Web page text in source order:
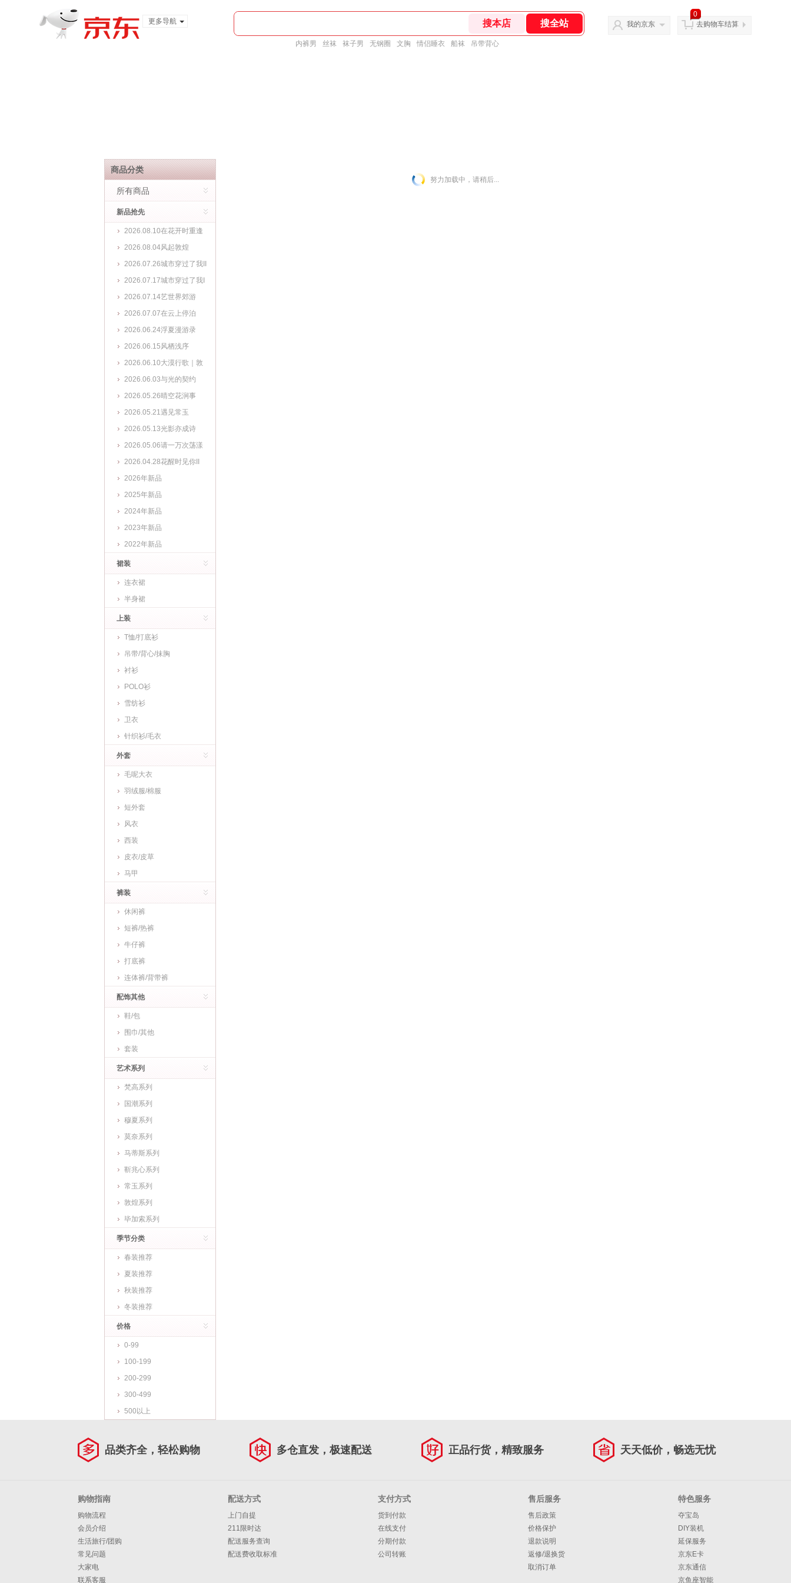
更多导航
内裤男 丝袜 袜子男 无钢圈 文胸 情侣睡衣 船袜 吊带背心
我的京东
0
去购物车结算
商品分类
所有商品
新品抢先
2026.08.10在花开时重逢
2026.08.04风起敦煌
2026.07.26城市穿过了我II
2026.07.17城市穿过了我I
2026.07.14艺世界郊游
2026.07.07在云上停泊
2026.06.24浮夏漫游录
2026.06.15风栖浅序
2026.06.10大漠行歌｜敦
煌艺术系列
2026.06.03与光的契约
2026.05.26晴空花涧事
2026.05.21遇见常玉
2026.05.13光影亦成诗
2026.05.06请一万次荡漾
2026.04.28花醒时见你II
2026年新品
2025年新品
2024年新品
2023年新品
2022年新品
裙装
连衣裙
半身裙
上装
T恤/打底衫
吊带/背心/抹胸
衬衫
POLO衫
雪纺衫
卫衣
针织衫/毛衣
外套
毛呢大衣
羽绒服/棉服
短外套
风衣
西装
皮衣/皮草
马甲
裤装
休闲裤
短裤/热裤
牛仔裤
打底裤
连体裤/背带裤
配饰其他
鞋/包
围巾/其他
套装
艺术系列
梵高系列
国潮系列
穆夏系列
莫奈系列
马蒂斯系列
靳兆心系列
常玉系列
敦煌系列
毕加索系列
季节分类
春装推荐
夏装推荐
秋装推荐
冬装推荐
价格
0-99
100-199
200-299
300-499
500以上
努力加载中，请稍后...
品类齐全，轻松购物 多仓直发，极速配送 正品行货，精致服务 天天低价，畅选无忧
购物指南
购物流程
会员介绍
生活旅行/团购
常见问题
大家电
联系客服
配送方式
上门自提
211限时达
配送服务查询
配送费收取标准
支付方式
货到付款
在线支付
分期付款
公司转账
售后服务
售后政策
价格保护
退款说明
返修/退换货
取消订单
特色服务
夺宝岛
DIY装机
延保服务
京东E卡
京东通信
京鱼座智能